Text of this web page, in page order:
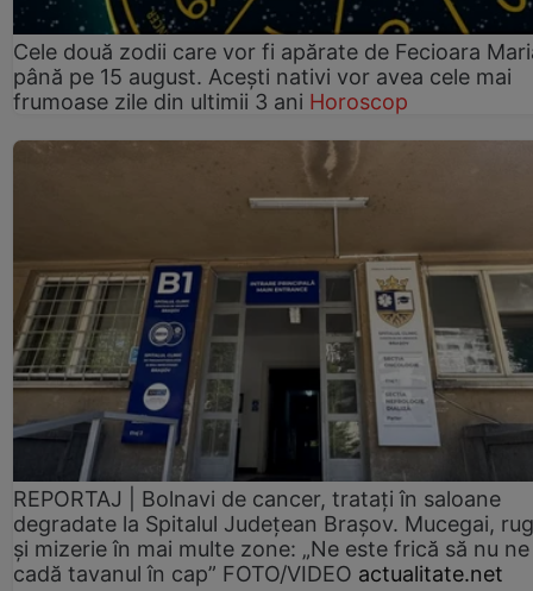
Cele două zodii care vor fi apărate de Fecioara
până pe 15 august. Acești nativi vor avea cele mai
frumoase zile din ultimii 3 ani Horoscop
REPORTAJ | Bolnavi de cancer, tratați în saloane
degradate la Spitalul Județean Brașov. Mucegai,
și mizerie în mai multe zone: „Ne este frică să nu ne
cadă tavanul în cap” FOTO/VIDEO actualitate.net